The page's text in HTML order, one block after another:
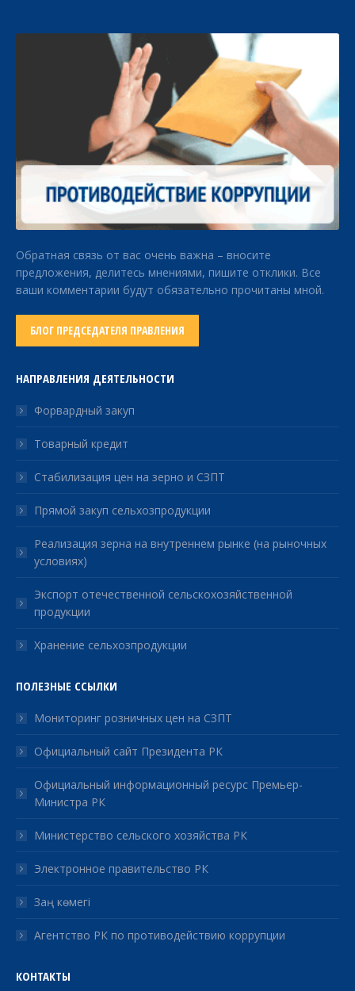
Обратная связь от вас очень важна – вносите
предложения, делитесь мнениями, пишите отклики. Все
ваши комментарии будут обязательно прочитаны мной.
БЛОГ ПРЕДСЕДАТЕЛЯ ПРАВЛЕНИЯ
НАПРАВЛЕНИЯ ДЕЯТЕЛЬНОСТИ
Форвардный закуп
Товарный кредит
Стабилизация цен на зерно и СЗПТ
Прямой закуп сельхозпродукции
Реализация зерна на внутреннем рынке (на рыночных
условиях)
Экспорт отечественной сельскохозяйственной
продукции
Хранение сельхозпродукции
ПОЛЕЗНЫЕ ССЫЛКИ
Мониторинг розничных цен на СЗПТ
Официальный сайт Президента РК
Официальный информационный ресурс Премьер-
Министра РК
Министерство сельского хозяйства РК
Электронное правительство РК
Заң көмегі
Агентство РК по противодействию коррупции
КОНТАКТЫ